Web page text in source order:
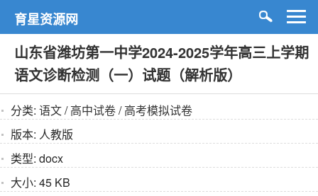
育星资源网
山东省潍坊第一中学2024-2025学年高三上学期
语文诊断检测（一）试题（解析版）
分类: 语文/高中试卷/高考模拟试卷
版本: 人教版
类型: docx
大小: 45 KB